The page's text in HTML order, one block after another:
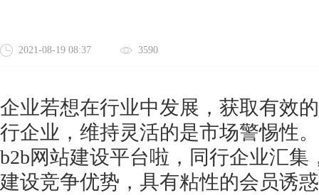
2021-08-19 08:37 3590
企业若想在行业中发展，获取有效
行企业，维持灵活的是市场警惕性
b2b网站建设平台啦，同行企业汇集
建设竞争优势，具有粘性的会员诱